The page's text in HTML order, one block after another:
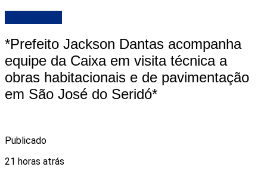
*Prefeito Jackson Dantas acompanha
equipe da Caixa em visita técnica a
obras habitacionais e de pavimentação
em São José do Seridó*
Publicado
21 horas atrás